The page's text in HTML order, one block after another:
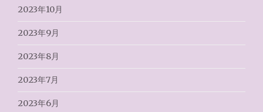
2023年10月
2023年9月
2023年8月
2023年7月
2023年6月